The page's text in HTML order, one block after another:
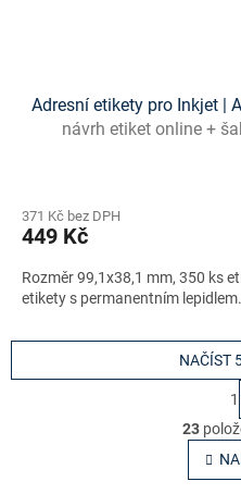
Adresní etikety pro Inkjet |
návrh etiket online +
371 Kč bez DPH
449 Kč
Rozměr 99,1x38,1 mm, 350 ks
etikety s permanentním
NAČÍST
1
23